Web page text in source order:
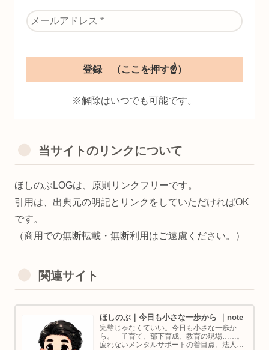
※解除はいつでも可能です。
当サイトのリンクについて
ほしのぶLOGは、原則リンクフリーです。
引用は、出典元の明記とリンクをしていただければOK
です。
（商用での無断転載・無断利用はご遠慮ください。）
関連サイト
ほしのぶ｜今日も小さな一歩から ｜note
完璧じゃなくていい。今日も小さな一歩か
ら。 子育て、部下育成、教育の現場……。
疲れないメンタルサポートの着目点。法人代